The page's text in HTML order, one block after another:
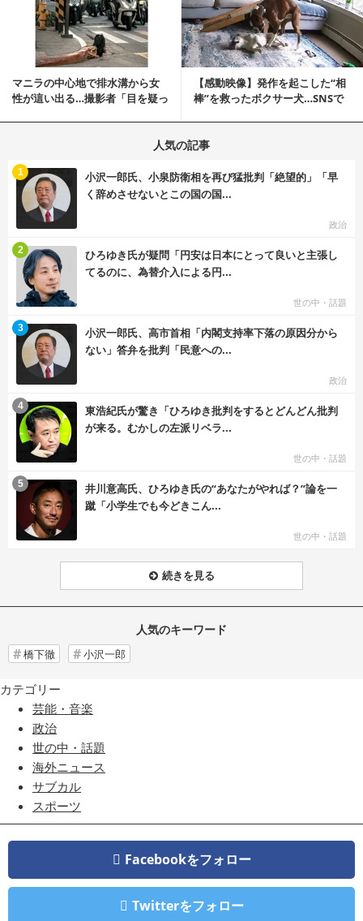
マニラの中心地で排水溝から女
性が這い出る…撮影者「目を疑っ
【感動映像】発作を起こした“相
棒”を救ったボクサー犬…SNSで
人気の記事
小沢一郎氏、小泉防衛相を再び猛批判「絶望的」「早
く辞めさせないとこの国の国...
政治
1
ひろゆき氏が疑問「円安は日本にとって良いと主張し
てるのに、為替介入による円...
世の中・話題
2
小沢一郎氏、高市首相「内閣支持率下落の原因分から
ない」答弁を批判「民意への...
政治
3
東浩紀氏が驚き「ひろゆき批判をするとどんどん批判
が来る。むかしの左派リベラ...
世の中・話題
4
井川意高氏、ひろゆき氏の“あなたがやれば？”論を一
蹴「小学生でも今どきこん...
世の中・話題
5
続きを見る
人気のキーワード
橋下徹 小沢一郎
カテゴリー
芸能・音楽
政治
世の中・話題
海外ニュース
サブカル
スポーツ
Facebookをフォロー
Twitterをフォロー